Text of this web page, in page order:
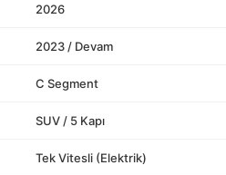
2026
2023 / Devam
C Segment
SUV / 5 Kapı
Tek Vitesli (Elektrik)